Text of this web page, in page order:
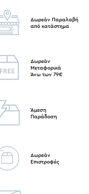
Δωρεάν Παραλαβή
από κατάστημα
Δωρεάν
Μεταφορικά
Άνω των 79€
Άμεση
Παράδοση
Δωρεάν
Επιστροφές